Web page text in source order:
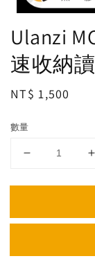
Ulanzi
速收納
Regular
NT$ 1,500
數量